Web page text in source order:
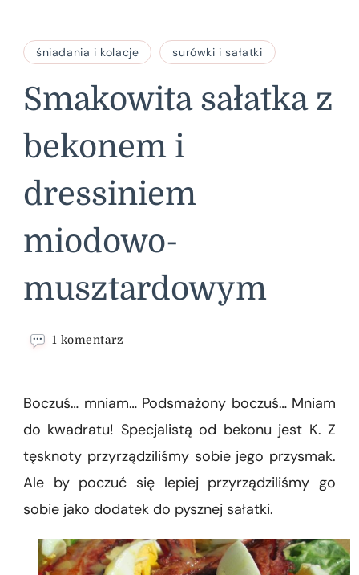
śniadania i kolacje surówki i sałatki
Smakowita sałatka z
bekonem i
dressiniem
miodowo-
musztardowym
1 komentarz
bekonem
i
dressiniem
miodowo-
musztardowym
Boczuś… mniam… Podsmażony boczuś… Mniam
do kwadratu! Specjalistą od bekonu jest K. Z
tęsknoty przyrządziliśmy sobie jego przysmak.
Ale by poczuć się lepiej przyrządziliśmy go
sobie jako dodatek do pysznej sałatki.